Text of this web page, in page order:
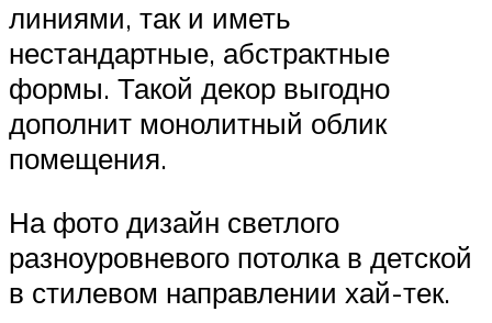
линиями, так и иметь
нестандартные, абстрактные
формы. Такой декор выгодно
дополнит монолитный облик
помещения.
На фото дизайн светлого
разноуровневого потолка в детской
в стилевом направлении хай-тек.